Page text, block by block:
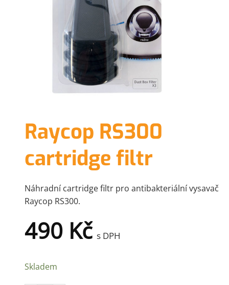
Raycop RS300
cartridge filtr
Náhradní cartridge filtr pro antibakteriální vysavač
Raycop RS300.
490 Kč s DPH
Skladem